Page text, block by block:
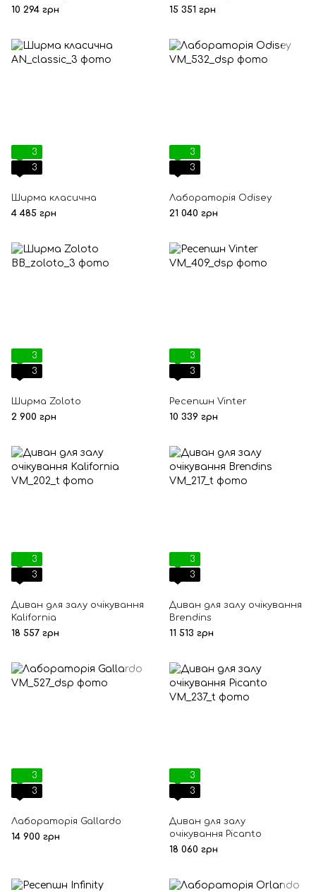
10 294 грн
15 351 грн
3
3
Ширма класична
4 485 грн
3
3
Лабораторія Odisey
21 040 грн
3
3
Ширма Zoloto
2 900 грн
3
3
Ресепшн Vinter
10 339 грн
3
3
Диван для залу очікування
Kalifornia
18 557 грн
3
3
Диван для залу очікування
Brendins
11 513 грн
3
3
Лабораторія Gallardo
14 900 грн
3
3
Диван для залу
очікування Picanto
18 060 грн